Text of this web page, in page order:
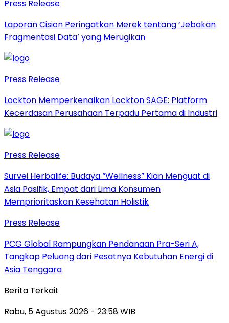
Press Release
Laporan Cision Peringatkan Merek tentang ‘Jebakan
Fragmentasi Data’ yang Merugikan
Press Release
Lockton Memperkenalkan Lockton SAGE: Platform
Kecerdasan Perusahaan Terpadu Pertama di Industri
Press Release
Survei Herbalife: Budaya “Wellness” Kian Menguat di
Asia Pasifik, Empat dari Lima Konsumen
Memprioritaskan Kesehatan Holistik
Press Release
PCG Global Rampungkan Pendanaan Pra-Seri A,
Tangkap Peluang dari Pesatnya Kebutuhan Energi di
Asia Tenggara
Berita Terkait
Rabu, 5 Agustus 2026 - 23:58 WIB